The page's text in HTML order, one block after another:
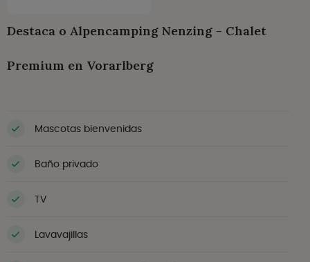
Destaca o Alpencamping Nenzing - Chalet
Premium en Vorarlberg
Mascotas bienvenidas
Baño privado
TV
Lavavajillas